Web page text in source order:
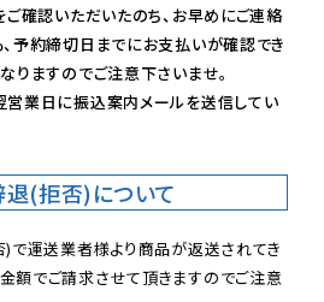
ご確認いただいたのち、お早めにご連絡
予約締切日までにお支払いが確認でき
りますのでご注意下さいませ。
業日に振込案内メールを送信してい
(拒否)について
運送業者様より商品が返送されてき
額でご請求させて頂きますのでご注意